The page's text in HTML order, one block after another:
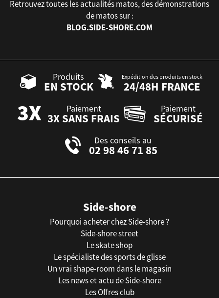
Retrouvez toutes les actualités matos, des démonstrations
de matos sur :
BLOG.SIDE-SHORE.COM
Produits
EN STOCK
Expédition des produits en stock
24/48H FRANCE
Paiement
3X SANS FRAIS
Paiement
SÉCURISÉ
Des conseils au
02 98 46 71 85
Side-shore
Pourquoi acheter chez Side-shore ?
Side-shore street
Le skate shop
Le spécialiste des sports de glisse
Un vrai shape-room dans le magasin
Les news et actu de Side-shore
Les Offres club